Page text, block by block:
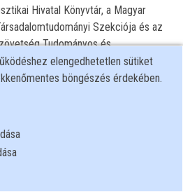
Hivatal Könyvtár, a Magyar
Szekciója és az
Tudományos és
seregszemle 2017 című
21-én.
elengedhetetlen sütiket
böngészés érdekében.